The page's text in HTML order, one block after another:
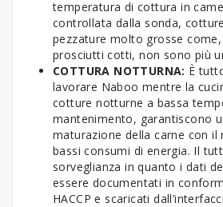
temperatura di cottura in
controllata dalla sonda,
pezzature molto grosse
prosciutti cotti, non sono più
COTTURA NOTTURNA: È
lavorare Naboo mentre la
cotture notturne a bassa
mantenimento, garantiscono
maturazione della carne con il
bassi consumi di energia. Il
sorveglianza in quanto i dati
essere documentati in
HACCP e scaricati